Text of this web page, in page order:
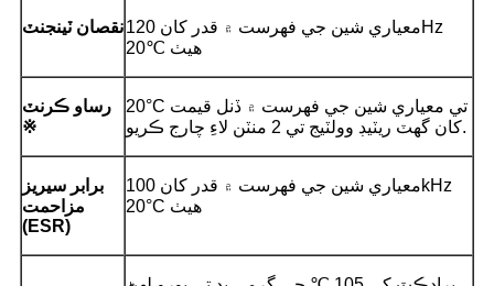
نقصان ٽينجنٽمعياري شين جي فهرست ۾ قدر کان 120Hz
20℃ هيٺ
رساو ڪرنٽ
※
20°C تي معياري شين جي فهرست ۾ ڏنل قيمت
کان گهٽ ريٽيڊ وولٽيج تي 2 منٽن لاءِ چارج ڪريو.
برابر سيريز
مزاحمت
(ESR)
معياري شين جي فهرست ۾ قدر کان 100kHz
20°C هيٺ